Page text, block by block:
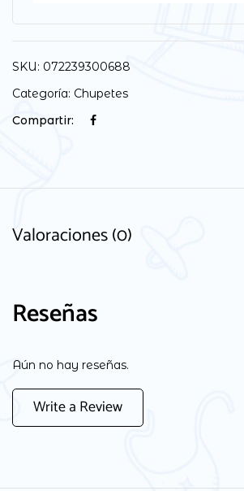
SKU: 072239300688
Categoría: Chupetes
Compartir:
Valoraciones (0)
Reseñas
Aún no hay reseñas.
Write a Review